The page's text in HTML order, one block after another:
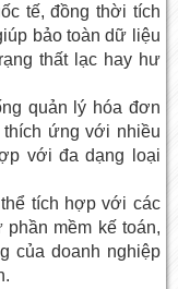
tế, đồng thời tích
bảo toàn dữ liệu
thất lạc hay hư
quản lý hóa đơn
ứng với nhiều
với đa dạng loại
tích hợp với các
phần mềm kế toán,
của doanh nghiệp